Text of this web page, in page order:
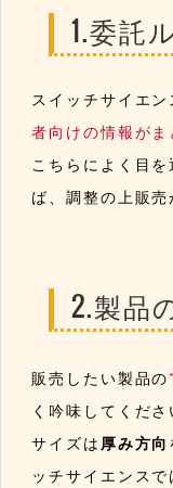
1.委託
スイッチサイエ
者向けの情報がま
こちらによく目
ば、調整の上販売
2.製品
販売したい製品の
く吟味してくださ
サイズは 厚み方向
ッチサイエンス